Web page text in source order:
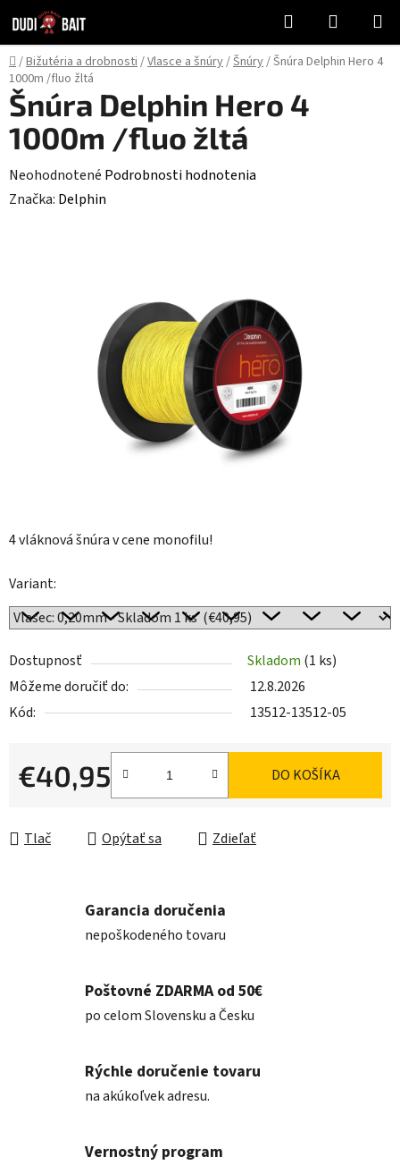
na
obsah
Hľadať
KOŠÍK
Domov
/Bižutéria a drobnosti/Vlasce a šnúry/Šnúry/Šnúra Delphin Hero 4
1000m /fluo žltá
4 vláknová šnúra v cene monofilu!
Variant:
Dostupnosť Skladom (1 ks)
Môžeme doručiť do:
12.8.2026
Kód:
13512-13512-05
€40,95
Jednotková cena:
DO KOŠÍKA
Tlač Opýtať sa Zdieľať
Šnúra Delphin Hero 4
1000m /fluo žltá
Priemerné
hodnotenie
Neohodnotené Podrobnosti hodnotenia
Značka: Delphin
Garancia doručenia
nepoškodeného tovaru
Poštovné ZDARMA od 50€
po celom Slovensku a Česku
Rýchle doručenie tovaru
na akúkoľvek adresu.
Vernostný program